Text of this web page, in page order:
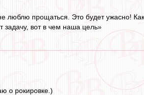
люблю прощаться. Это будет ужасно!
задачу, вот в чем наша цель»
о рокировке.)